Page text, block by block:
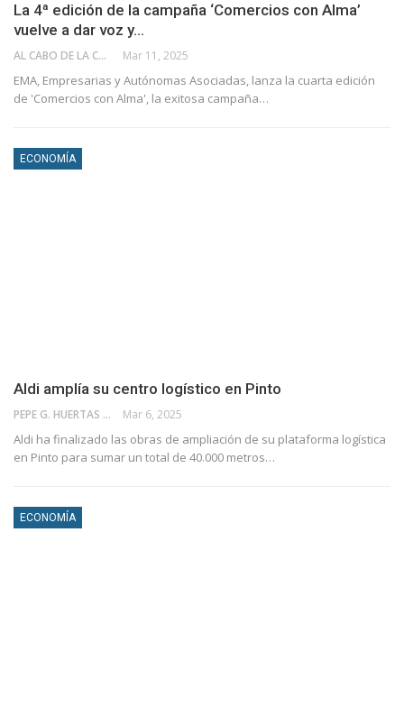
La 4ª edición de la campaña ‘Comercios con Alma’
vuelve a dar voz y…
AL CABO DE LA CALLE Mar 11, 2025
EMA, Empresarias y Autónomas Asociadas, lanza la cuarta edición
de 'Comercios con Alma', la exitosa campaña…
ECONOMÍA
Aldi amplía su centro logístico en Pinto
PEPE G. HUERTAS Mar 6, 2025
Aldi ha finalizado las obras de ampliación de su plataforma logística
en Pinto para sumar un total de 40.000 metros…
ECONOMÍA